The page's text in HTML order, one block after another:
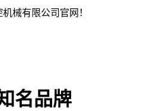
械有限公司官网！
名品牌